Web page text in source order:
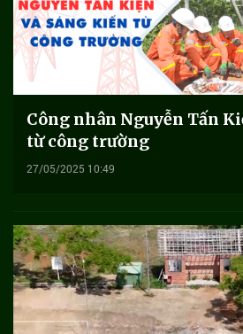
Công nhân Nguyễn Tấn
từ công trường
27/05/2025 10:49